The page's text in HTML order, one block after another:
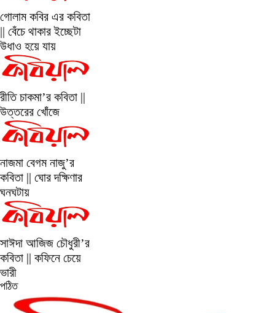
গোলাম কবির এর কবিতা
|| বেঁচে থাকার ইচ্ছেটা
উধাও হয়ে যায়
রীতি চাকমা’র কবিতা ||
উত্তরের খোঁজে
নাজমা বেগম নাজু’র
কবিতা || ঘোর দক্ষিণার
ঘনঘটায়
সাঈদা আজিজ চৌধুরী’র
কবিতা || কফিনে চেয়ে
ভারী
পঠিত